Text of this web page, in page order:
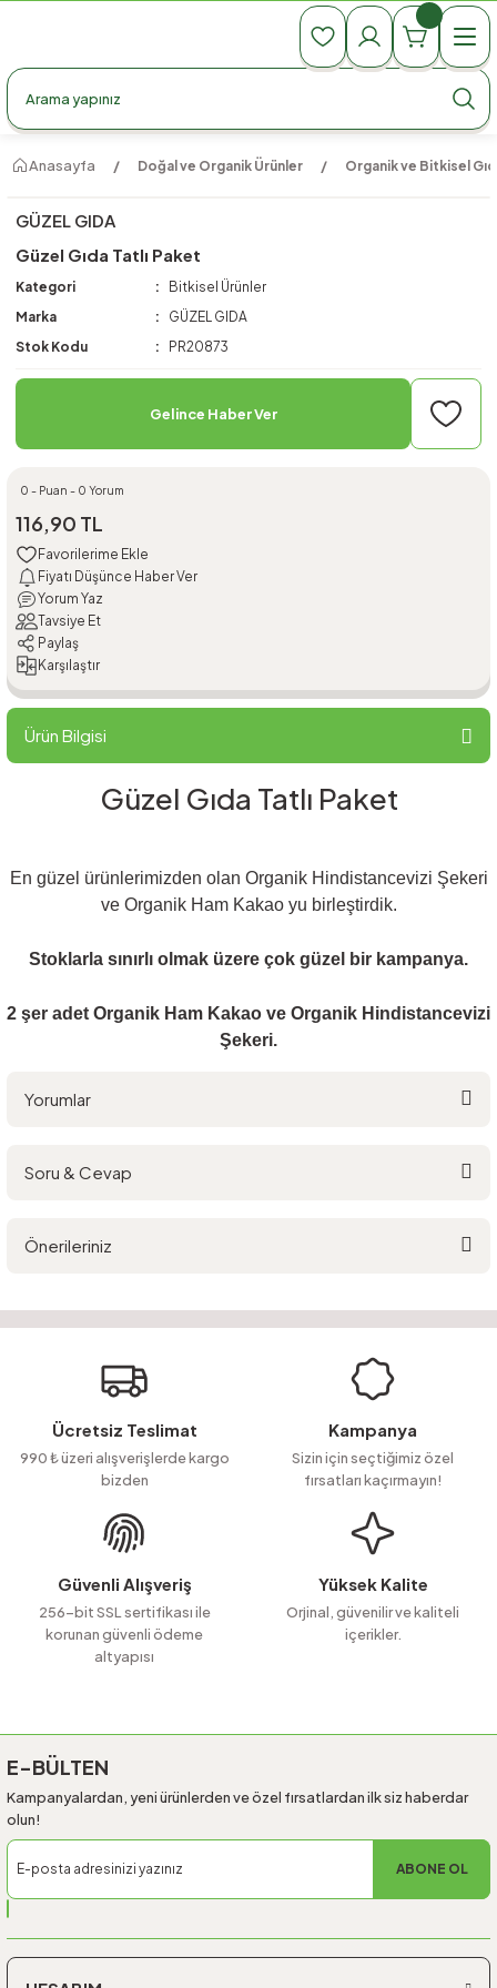
990 TL Üzeri Ücretsiz Kargo
990 TL Üzeri Ücretsiz Kargo
Anasayfa Doğal ve Organik Ürünler Organik ve Bitkisel
GÜZEL GIDA
Güzel Gıda Tatlı Paket
Kategori
Bitkisel Ürünler
Marka
GÜZEL GIDA
Stok Kodu
PR20873
Gelince Haber Ver
0 - Puan - 0 Yorum
116,90 TL
Fiyatı Düşünce Haber Ver
Yorum Yaz
Tavsiye Et
Paylaş
Karşılaştır
Ürün Bilgisi
Güzel Gıda Tatlı Paket
En güzel ürünlerimizden olan Organik Hindistancevizi Şekeri
ve Organik Ham Kakao yu birleştirdik.
Stoklarla sınırlı olmak üzere çok güzel bir kampanya.
2 şer adet Organik Ham Kakao ve Organik Hindistancevizi
Şekeri.
Yorumlar
Soru & Cevap
Soru Sor
Önerileriniz
Görüş ve önerileriniz için teşekkür ederiz.
Ürün resmi kalitesiz, bozuk veya görüntülenemiyor.
Ürün açıklamasında eksik bilgiler bulunuyor.
Ürün bilgilerinde hatalar bulunuyor.
Ürün fiyatı diğer sitelerden daha pahalı.
Bu ürüne benzer farklı alternatifler olmalı.
Ücretsiz Teslimat
990 ₺ üzeri alışverişlerde kargo
bizden
Kampanya
Sizin için seçtiğimiz özel
fırsatları kaçırmayın!
Güvenli Alışveriş
256-bit SSL sertifikası ile
korunan güvenli ödeme
altyapısı
Yüksek Kalite
Orjinal, güvenilir ve kaliteli
içerikler.
E-BÜLTEN
Kampanyalardan, yeni ürünlerden ve özel fırsatlardan ilk siz haberdar
olun!
ABONE OL